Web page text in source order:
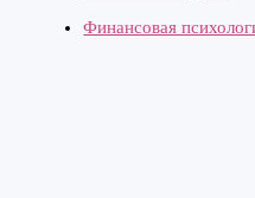
Финансовая